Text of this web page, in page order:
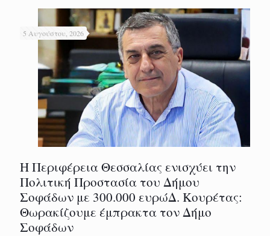
5 Αυγούστου, 2026
Η Περιφέρεια Θεσσαλίας ενισχύει την
Πολιτική Προστασία του Δήμου
Σοφάδων με 300.000 ευρώΔ. Κουρέτας:
Θωρακίζουμε έμπρακτα τον Δήμο
Σοφάδων